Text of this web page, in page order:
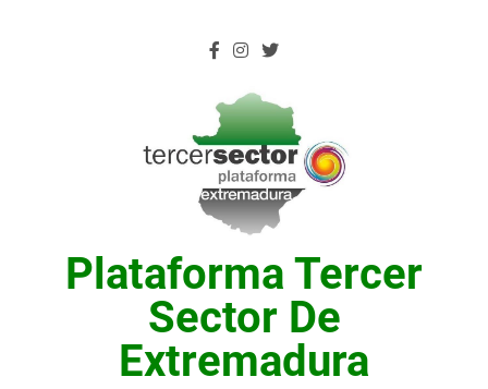
Plataforma Tercer
Sector De
Extremadura